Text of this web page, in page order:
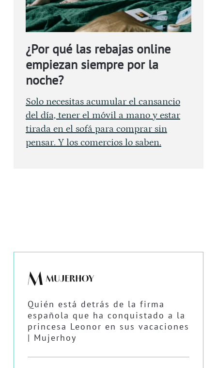
¿Por qué las rebajas online
empiezan siempre por la
noche?
Solo necesitas acumular el cansancio
del día, tener el móvil a mano y estar
tirada en el sofá para comprar sin
pensar. Y los comercios lo saben.
Quién está detrás de la firma
española que ha conquistado a la
princesa Leonor en sus vacaciones
| Mujerhoy